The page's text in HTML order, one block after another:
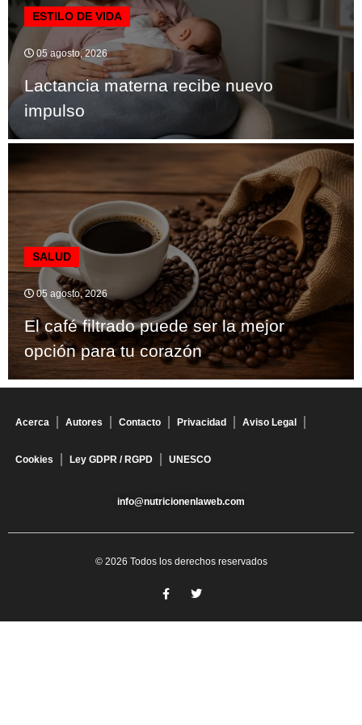
ESTILO DE VIDA
05 agosto, 2026
Lactancia materna recibe nuevo
impulso
SALUD
05 agosto, 2026
El café filtrado puede ser la mejor
opción para tu corazón
Acerca Autores Contacto Privacidad Aviso Legal
Cookies Ley GDPR / RGPD UNESCO
info@nutricionenlaweb.com
© 2026 Todos los derechos reservados